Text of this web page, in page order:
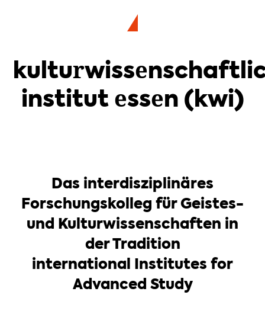
institut essen (kwi)
Das interdisziplinäres
Forschungskolleg für Geistes-
und Kulturwissenschaften in
der Tradition
international Institutes for
Advanced Study